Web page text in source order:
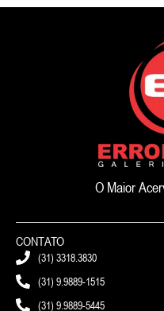
O Maior
CONTATO
(31) 3318.3830
(31) 9.9889-1515
(31) 9.9889-5445